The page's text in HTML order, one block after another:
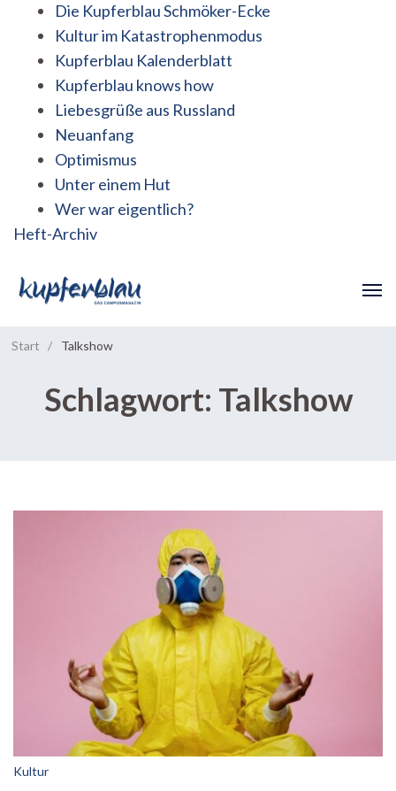
Die Kupferblau Schmöker-Ecke
Kultur im Katastrophenmodus
Kupferblau Kalenderblatt
Kupferblau knows how
Liebesgrüße aus Russland
Neuanfang
Optimismus
Unter einem Hut
Wer war eigentlich?
Heft-Archiv
Start / Talkshow
Schlagwort: Talkshow
Kultur